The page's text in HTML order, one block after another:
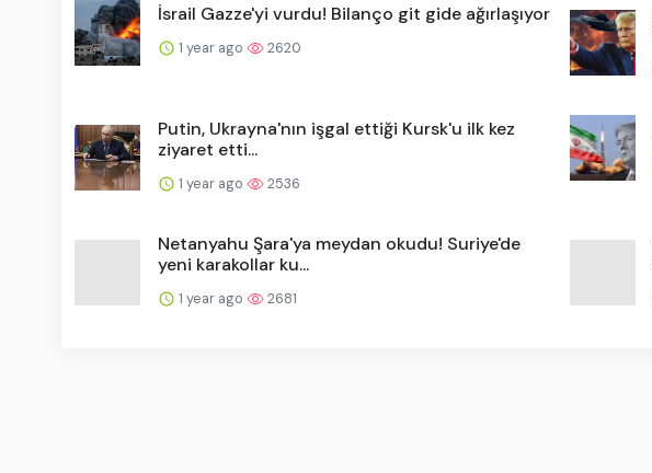
İsrail Gazze'yi vurdu! Bilanço git gide ağırlaşıyor
1 year ago 2620
Putin, Ukrayna'nın işgal ettiği Kursk'u ilk kez
ziyaret etti...
1 year ago 2536
Netanyahu Şara'ya meydan okudu! Suriye'de
yeni karakollar ku...
1 year ago 2681